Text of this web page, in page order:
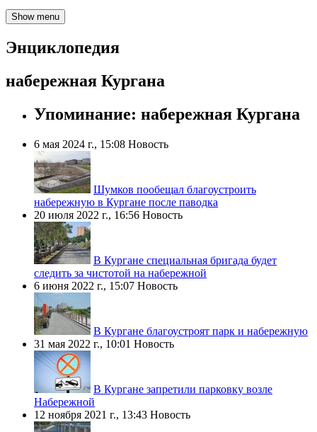
Show menu
Энциклопедия
набережная Кургана
Упоминание: набережная Кургана
6 мая 2024 г., 15:08 Новость
Шумков пообещал благоустроить
набережную в Кургане после паводка
20 июля 2022 г., 16:56 Новость
В Кургане специальная бригада будет
следить за чистотой на набережной
6 июня 2022 г., 15:07 Новость
В Кургане благоустроят парк и набережную
31 мая 2022 г., 10:01 Новость
В Кургане запретили парковку возле
Набережной
12 ноября 2021 г., 13:43 Новость